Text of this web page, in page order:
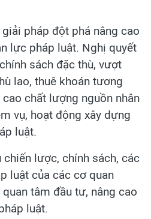
pháp đột phá nâng cao
lực pháp luật. Nghị quyết
sách đặc thù, vượt
lao, thuê khoán tương
chất lượng nguồn nhân
vụ, hoạt động xây dựng
luật.
lược, chính sách, các
luật của các cơ quan
tâm đầu tư, nâng cao
luật.